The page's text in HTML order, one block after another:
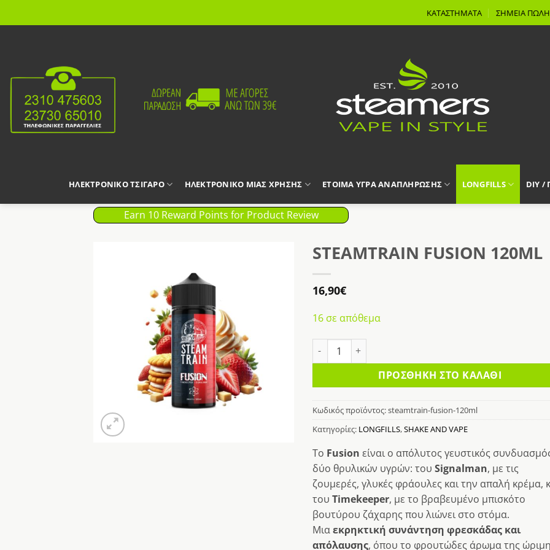
στο
ΚΑΤΑΣΤΗΜΑΤΑ ΣΗΜΕΙΑ
ΗΛΕΚΤΡΟΝΙΚΟ ΤΣΙΓΑΡΟ ΗΛΕΚΤΡΟΝΙΚΟ ΜΙΑΣ ΧΡΗΣΗΣ ΕΤΟΙΜΑ ΥΓΡΑ ΑΝΑΠΛΗΡΩΣΗΣ LONGFILLS DIY /
Earn 10 Reward Points for Product Review
STEAMTRAIN FUSION 120ML
16,90€
16 σε απόθεμα
ΠΡΟΣΘΉΚΗ ΣΤΟ ΚΑΛΆΘΙ
Κωδικός προϊόντος:steamtrain-fusion-120ml
Κατηγορίες: LONGFILLS,SHAKE AND VAPE
Το Fusion είναι ο απόλυτος γευστικός
δύο θρυλικών υγρών: του Signalman, με τις
ζουμερές, γλυκές φράουλες και την απαλή κρέμα,
του Timekeeper, με το βραβευμένο μπισκότο
βουτύρου ζάχαρης που λιώνει στο στόμα.
Μιαεκρηκτική συνάντηση φρεσκάδας και
απόλαυσης, όπου το φρουτώδες άρωμα της